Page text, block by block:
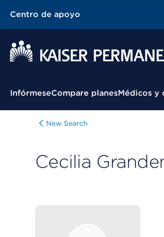
Centro de apoyo
Menú contextual
InfórmeseCompare planesMédicos y
New Search
Cecilia